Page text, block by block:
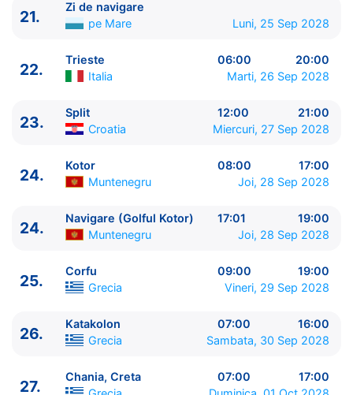
21.
Zi de navigare
pe Mare
Luni, 25 Sep 2028
22.
Trieste 06:00
20:00
Italia
Marti, 26 Sep 2028
23.
Split 12:00
21:00
Croatia
Miercuri, 27 Sep 2028
24.
Kotor 08:00
17:00
Muntenegru
Joi, 28 Sep 2028
24.
Navigare (Golful Kotor) 17:01
19:00
Muntenegru
Joi, 28 Sep 2028
25.
Corfu 09:00
19:00
Grecia
Vineri, 29 Sep 2028
26.
Katakolon 07:00
16:00
Grecia
Sambata, 30 Sep 2028
27.
Chania, Creta 07:00
17:00